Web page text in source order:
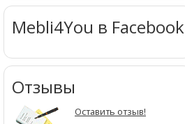
Mebli4You в Facebook
Отзывы
Оставить отзыв!